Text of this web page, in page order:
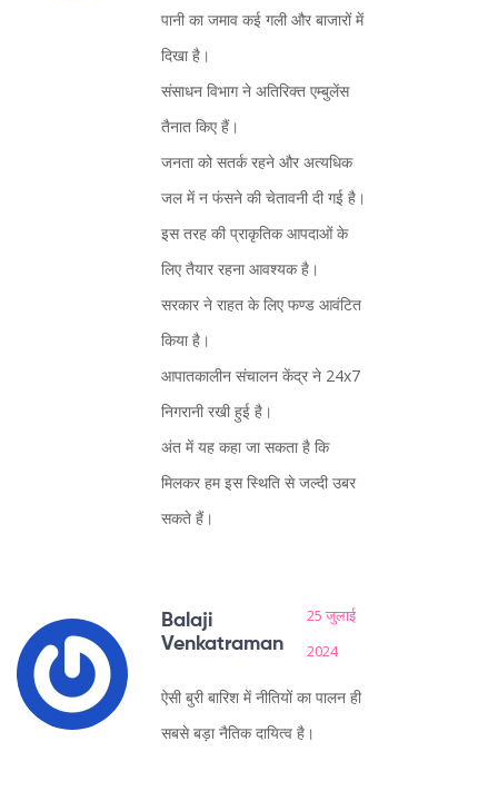
पानी का जमाव कई गली और बाजारों में
दिखा है।
संसाधन विभाग ने अतिरिक्त एम्बुलेंस
तैनात किए हैं।
जनता को सतर्क रहने और अत्यधिक
जल में न फंसने की चेतावनी दी गई है।
इस तरह की प्राकृतिक आपदाओं के
लिए तैयार रहना आवश्यक है।
सरकार ने राहत के लिए फण्ड आवंटित
किया है।
आपातकालीन संचालन केंद्र ने 24x7
निगरानी रखी हुई है।
अंत में यह कहा जा सकता है कि
मिलकर हम इस स्थिति से जल्दी उबर
सकते हैं।
Balaji
Venkatraman
25 जुलाई
2024
ऐसी बुरी बारिश में नीतियों का पालन ही
सबसे बड़ा नैतिक दायित्व है।